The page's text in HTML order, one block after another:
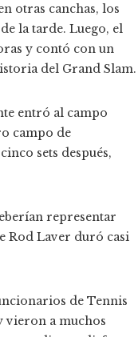
otras canchas, los
la tarde. Luego, el
y contó con un
del Grand Slam.
entró al campo
campo de
sets después,
representar
Rod Laver duró casi
de Tennis
vieron a muchos